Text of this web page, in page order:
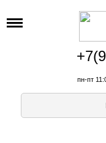
пн-пт